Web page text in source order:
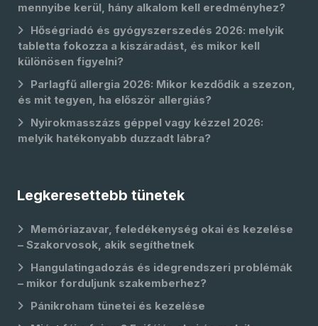
mennyibe kerül, hány alkalom kell eredményhez?
Hőségriadó és gyógyszerszedés 2026: melyik
tabletta fokozza a kiszáradást, és mikor kell
különösen figyelni?
Parlagfű allergia 2026: Mikor kezdődik a szezon,
és mit tegyen, ha először allergiás?
Nyirokmasszázs géppel vagy kézzel 2026:
melyik hatékonyabb duzzadt lábra?
Legkeresettebb tünetek
Memóriazavar, feledékenység okai és kezelése
– Szakorvosok, akik segíthetnek
Hangulatingadozás és idegrendszeri problémák
– mikor forduljunk szakemberhez?
Pánikroham tünetei és kezelése